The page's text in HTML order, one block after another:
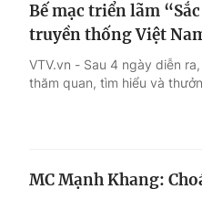
Bế mạc triển lãm
truyền thống Việt
VTV.vn - Sau 4 ngày diễn
thăm quan, tìm hiểu và
MC Mạnh Khang: